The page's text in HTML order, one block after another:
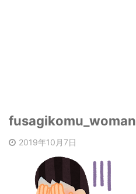
fusagikomu_woman
2019年10月7日